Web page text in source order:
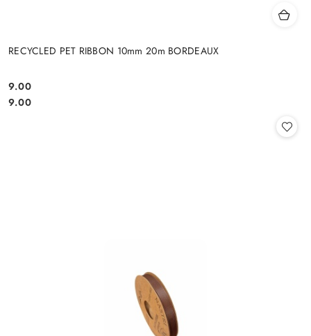
RECYCLED PET RIBBON 10mm 20m BORDEAUX
Cena:
9.00
Cena:
9.00